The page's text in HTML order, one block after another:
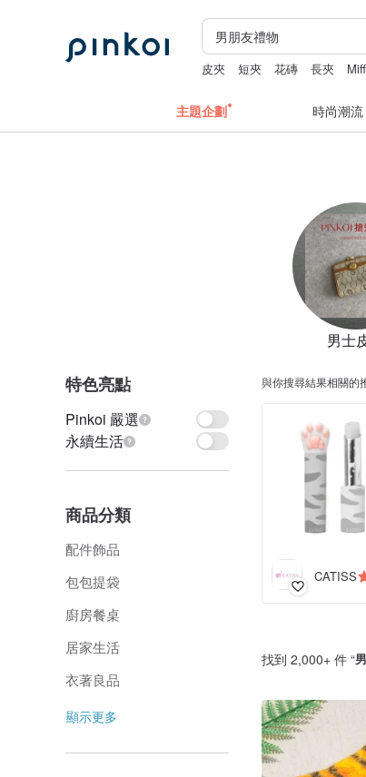
皮夾 短夾 花磚 長夾
主題企劃 時尚潮流
男士
特色亮點
Pinkoi 嚴選
永續生活
商品分類
配件飾品
包包提袋
廚房餐桌
居家生活
衣著良品
顯示更多
與你搜尋結果相關的
CATISS
找到 2,000+ 件 “